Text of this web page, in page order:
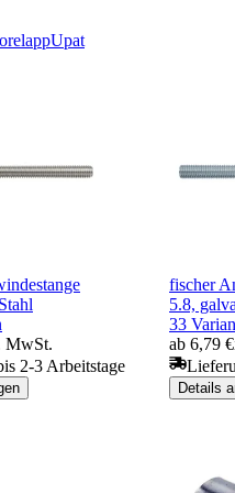
lappUpat
MwSt.
2-3 Arbeitstage
fischer
5.8,
33
ab 6,79 €
Details